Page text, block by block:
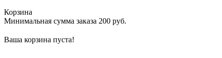
Корзина
Минимальная сумма заказа 200 руб.
Ваша корзина пуста!